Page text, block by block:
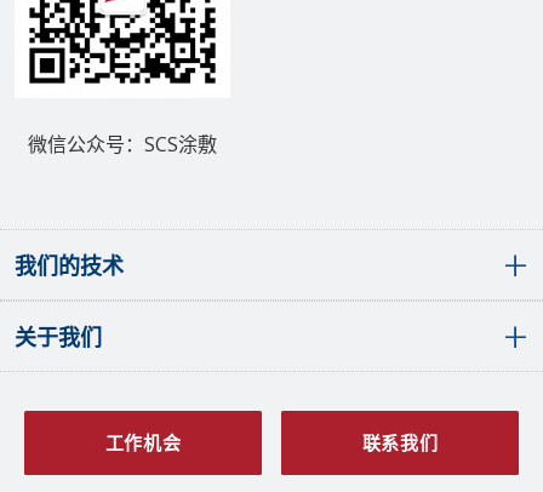
微信公众号：SCS涂敷
我们的技术
敷形涂层概览
聚对二甲苯（派瑞林）敷形涂层
SCS PlasmaGuard™涂层
原子层沉积涂层
关于我们
愿景与价值观
工作机会 联系我们